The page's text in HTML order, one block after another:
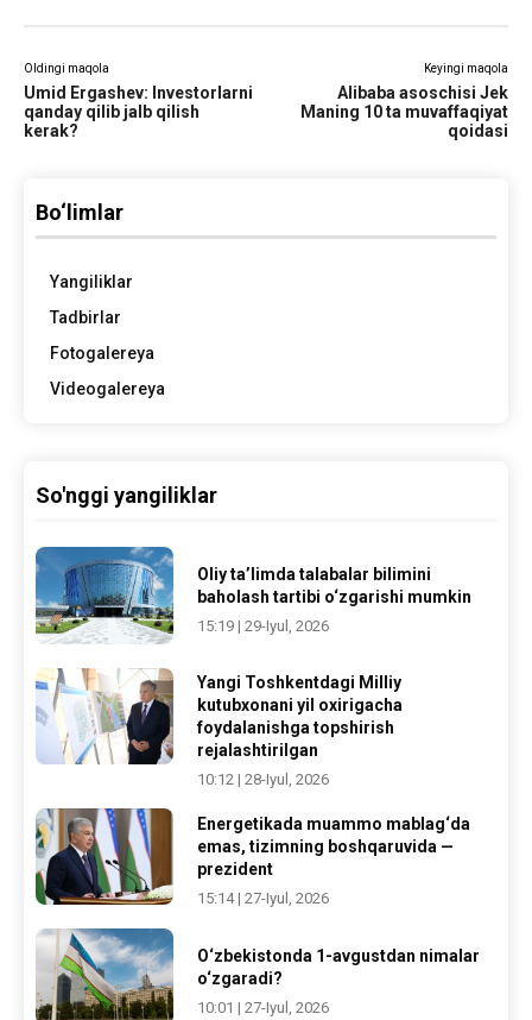
Oldingi maqola
Umid Ergashev: Investorlarni
qanday qilib jalb qilish
kerak?
Keyingi maqola
Alibaba asoschisi Jek
Maning 10 ta muvaffaqiyat
qoidasi
Bo‘limlar
Yangiliklar
Tadbirlar
Fotogalereya
Videogalereya
So'nggi yangiliklar
Oliy ta’limda talabalar bilimini
baholash tartibi o‘zgarishi mumkin
15:19 | 29-Iyul, 2026
Yangi Toshkentdagi Milliy
kutubxonani yil oxirigacha
foydalanishga topshirish
rejalashtirilgan
10:12 | 28-Iyul, 2026
Energetikada muammo mablag‘da
emas, tizimning boshqaruvida —
prezident
15:14 | 27-Iyul, 2026
O‘zbekistonda 1-avgustdan nimalar
o‘zgaradi?
10:01 | 27-Iyul, 2026